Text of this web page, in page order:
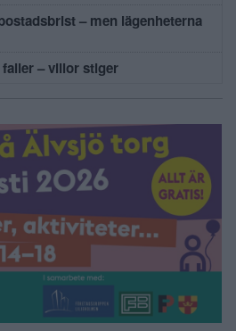
– men lägenheterna
– villor stiger